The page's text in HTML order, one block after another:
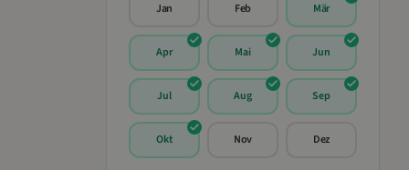
Jan Feb Mär
Apr Mai Jun
Jul Aug Sep
Okt Nov Dez